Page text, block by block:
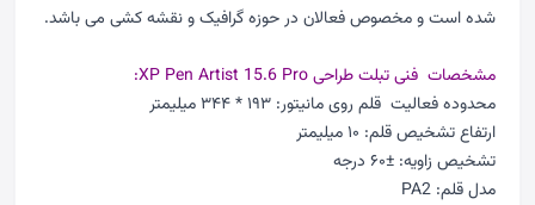
شده است و مخصوص فعالان در حوزه گرافیک و نقشه کشی می باشد.
مشخصات فنی تبلت طراحی XP Pen Artist 15.6 Pro:
محدوده فعالیت قلم روی مانیتور: ۱۹۳ * ۳۴۴ میلیمتر
ارتفاع تشخیص قلم: ۱۰ میلیمتر
تشخیص زاویه: ±۶۰ درجه
مدل قلم: PA2